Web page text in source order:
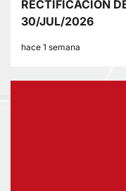
RECTIFICACIÓN
30/JUL/2026
hace 1 semana